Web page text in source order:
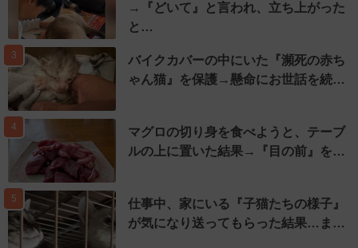
→『どいて』と言われ、立ち上がった
と…
3
バイクカバーの中にいた『瀕死の赤ち
ゃん猫』を保護→懸命にお世話を続…
4
マグロの切り身を食べようと、テーブ
ルの上に置いた結果→『目の前』を…
5
仕事中、家にいる『子猫たちの様子』
が気になり送ってもらった結果…ま…